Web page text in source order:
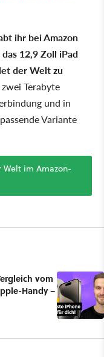
ihr bei Amazon
12,9 Zoll iPad
der Welt zu
Terabyte
und in
Variante
Welt im Amazon-
vom
Handy –